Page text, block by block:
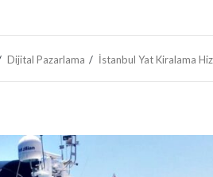
Dijital Pazarlama İstanbul Yat Kiralama